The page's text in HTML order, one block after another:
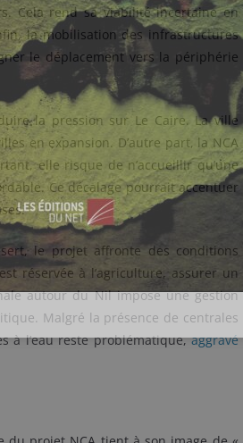
Cela rend sa viabilité incertaine en
la mobilisation des infrastructures
le déplacement vers la périphérie
la pression sur Le Caire. La ville
en expansion. D’autre part, la NCA
elle risque de n’accueillir qu’une
Ce décalage pourrait accentuer
le projet affronte des conditions
réservée à l’agriculture, assurer un
autour du Nil impose une gestion
Malgré la présence de centrales
à l’eau reste problématique,aggravé